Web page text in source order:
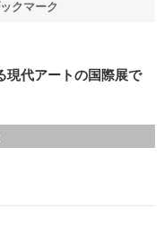
クマーク
現代アートの国際展で